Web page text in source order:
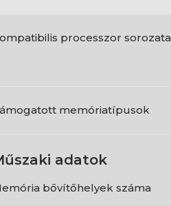
processzor sorozata
memóriatípusok
adatok
bővítőhelyek száma